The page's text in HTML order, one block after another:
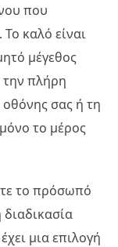
που
καλό είναι
μέγεθος
την πλήρη
σας ή τη
το μέρος
το πρόσωπό
διαδικασία
μια επιλογή